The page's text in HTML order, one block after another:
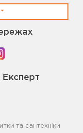
та сантехніки